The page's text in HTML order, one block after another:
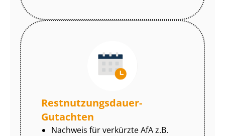
Rest­nut­zungs­dau­er-
Gutachten
Nachweis für verkürzte AfA z.B.